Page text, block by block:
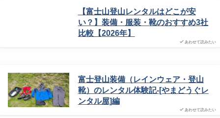
あわせて読みたい
【富士山登山レンタルはどこが安
い？】装備・服装・靴のおすすめ3社
比較【2026年】
あわせて読みたい
富士登山装備（レインウェア・登山
靴）のレンタル体験記-[やまどうぐレ
ンタル屋]編